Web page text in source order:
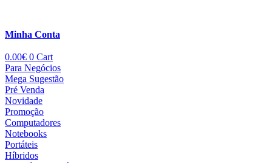
Minha Conta
0.00€ 0 Cart
Para Negócios
Mega Sugestão
Pré Venda
Novidade
Promoção
Computadores
Notebooks
Portáteis
Híbridos